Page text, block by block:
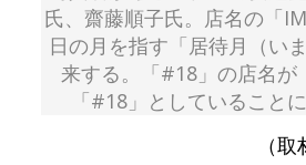
氏、齋藤順子氏。店名の「
日の月を指す「居待月（い
来する。「#18」の店名が
「#18」としていること
（